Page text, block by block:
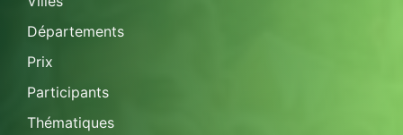
Départements
Prix
Participants
Thématiques